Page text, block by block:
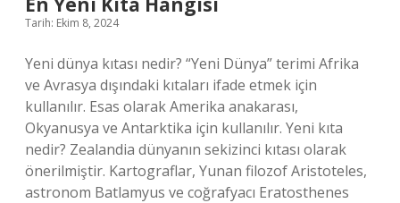
Tarih: Ekim 8, 2024
Yeni dünya kıtası nedir? “Yeni Dünya” terimi Afrika
ve Avrasya dışındaki kıtaları ifade etmek için
kullanılır. Esas olarak Amerika anakarası,
Okyanusya ve Antarktika için kullanılır. Yeni kıta
nedir? Zealandia dünyanın sekizinci kıtası olarak
önerilmiştir. Kartograflar, Yunan filozof Aristoteles,
astronom Batlamyus ve coğrafyacı Eratosthenes